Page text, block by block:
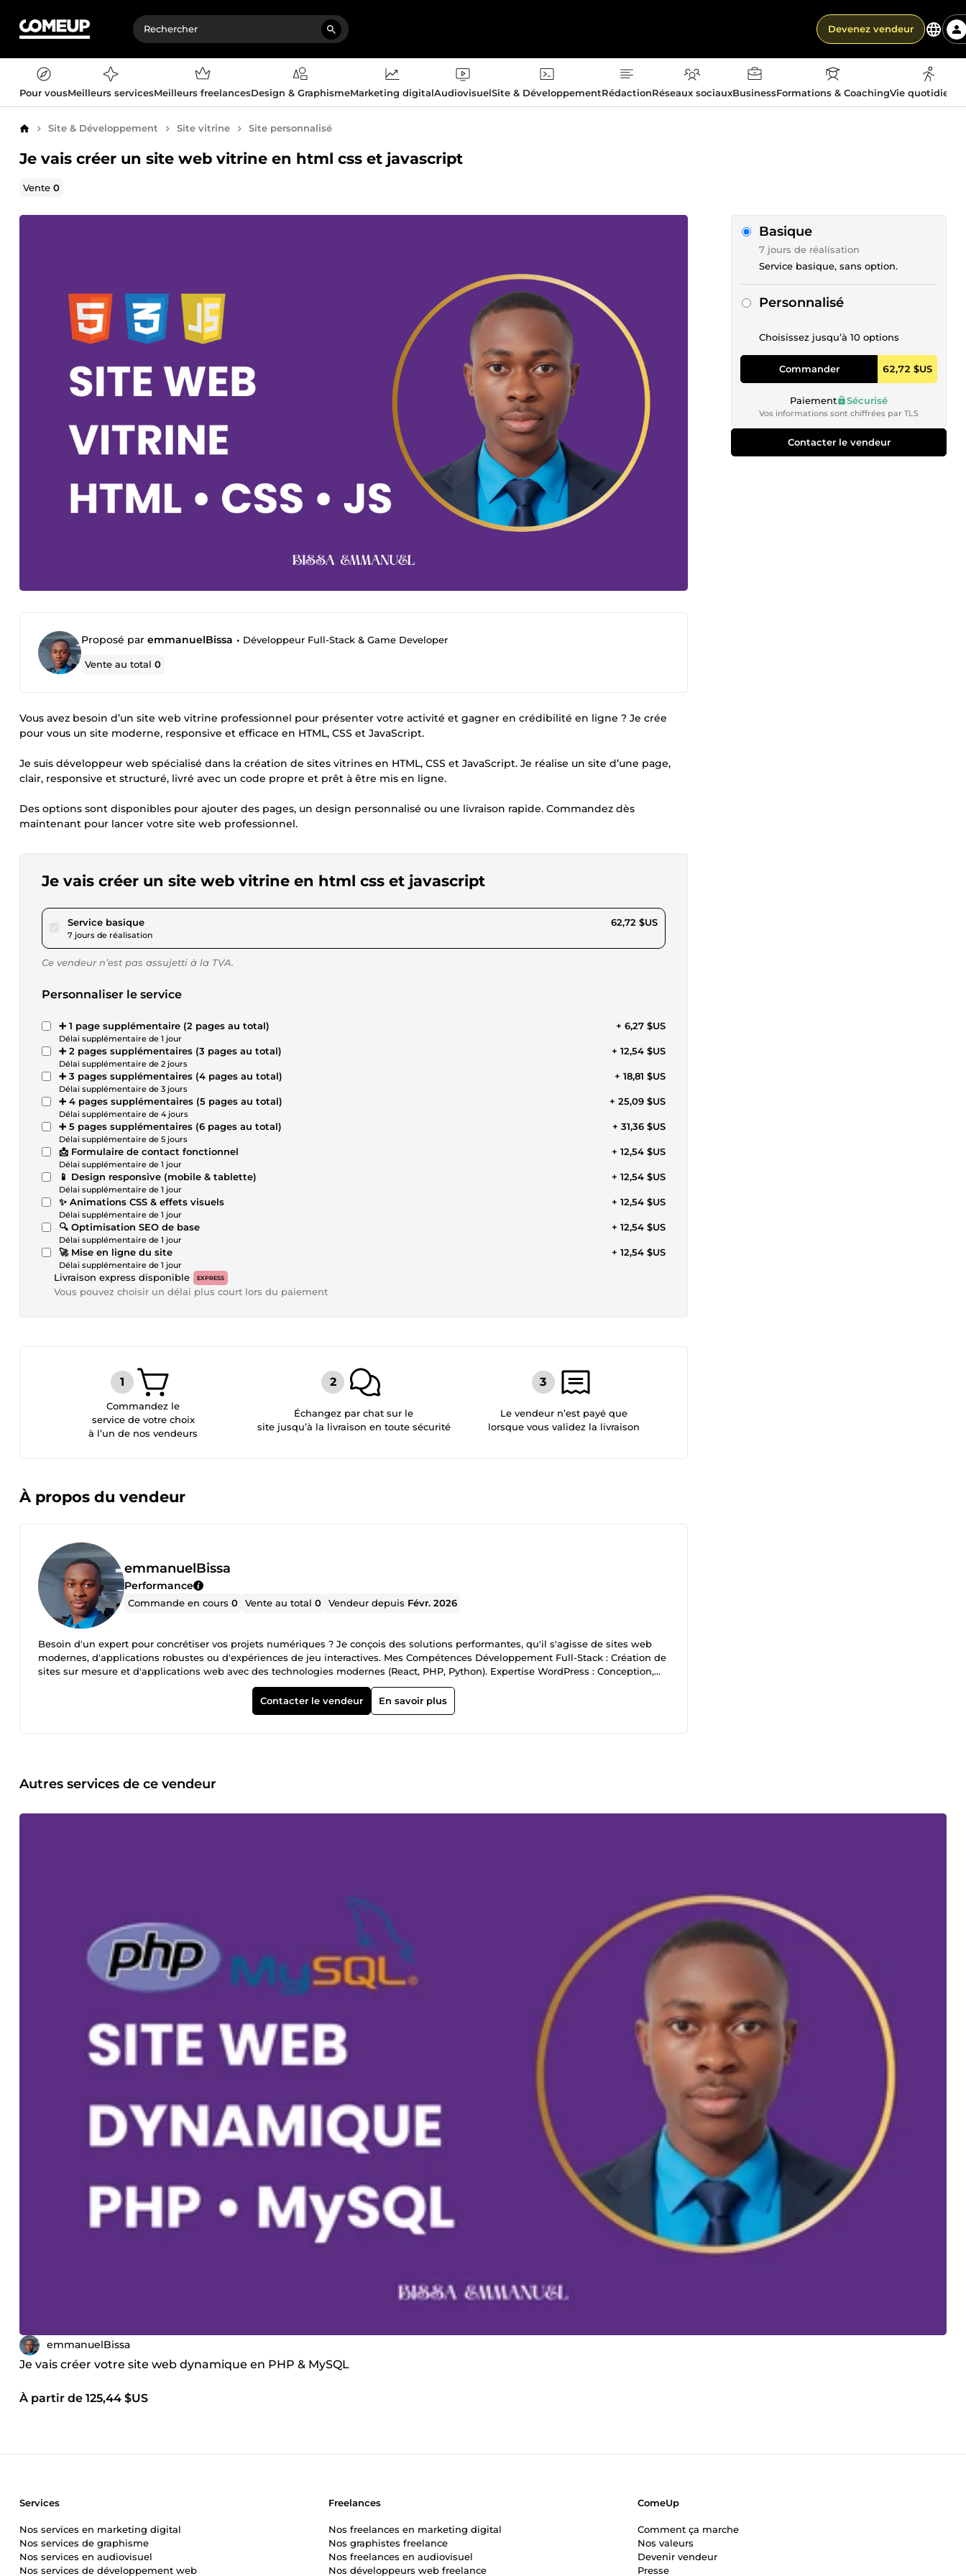
Devenez vendeur
Pour vousMeilleurs servicesMeilleurs freelancesDesign & GraphismeMarketing digitalAudiovisuelSite & DéveloppementRédactionRéseaux sociauxBusinessFormations & CoachingVie
AccueilSite & Développement Site vitrine Site personnalisé
Je vais créer un site web vitrine en html css et javascript
Vente0
Proposé par emmanuelBissa • Développeur Full-Stack & Game Developer
Vente au total0
Vous avez besoin d’un site web vitrine professionnel pour présenter votre activité et gagner en crédibilité en ligne ? Je crée
pour vous un site moderne, responsive et efficace en HTML, CSS et JavaScript.
Je suis développeur web spécialisé dans la création de sites vitrines en HTML, CSS et JavaScript. Je réalise un site d’une page,
clair, responsive et structuré, livré avec un code propre et prêt à être mis en ligne.
Des options sont disponibles pour ajouter des pages, un design personnalisé ou une livraison rapide. Commandez dès
maintenant pour lancer votre site web professionnel.
Je vais créer un site web vitrine en html css et javascript
Service basiquepour 57,81 $US
7 jours de réalisation
62,72 $US
Ce vendeur n’est pas assujetti à la TVA.
Personnaliser le service
➕ 1 page supplémentaire (2 pages au total)
Délai supplémentaire de 1 jour
+ 6,27 $US
➕ 2 pages supplémentaires (3 pages au total)
Délai supplémentaire de 2 jours
+ 12,54 $US
➕ 3 pages supplémentaires (4 pages au total)
Délai supplémentaire de 3 jours
+ 18,81 $US
➕ 4 pages supplémentaires (5 pages au total)
Délai supplémentaire de 4 jours
+ 25,09 $US
➕ 5 pages supplémentaires (6 pages au total)
Délai supplémentaire de 5 jours
+ 31,36 $US
📩 Formulaire de contact fonctionnel
Délai supplémentaire de 1 jour
+ 12,54 $US
📱 Design responsive (mobile & tablette)
Délai supplémentaire de 1 jour
+ 12,54 $US
✨ Animations CSS & effets visuels
Délai supplémentaire de 1 jour
+ 12,54 $US
🔍 Optimisation SEO de base
Délai supplémentaire de 1 jour
+ 12,54 $US
🚀 Mise en ligne du site
Délai supplémentaire de 1 jour
+ 12,54 $US
Livraison express disponible EXPRESS
Vous pouvez choisir un délai plus court lors du paiement
Basique
7 jours de réalisation
Service basique, sans option.
Personnalisé
Choisissez jusqu’à 10 options
Commander 62,72 $US
Paiement Sécurisé
Vos informations sont chiffrées par TLS
Contacter le vendeur
Commandez le
service de votre choix
à l’un de nos vendeurs
Échangez par chat sur le
site jusqu’à la livraison en toute sécurité
Le vendeur n’est payé que
lorsque vous validez la livraison
À propos du vendeur
emmanuelBissa
Performance
Commande en cours0 Vente au total0 Vendeur depuis Févr. 2026
Besoin d'un expert pour concrétiser vos projets numériques ? Je conçois des solutions performantes, qu'il s'agisse de sites web
modernes, d'applications robustes ou d'expériences de jeu interactives. Mes Compétences Développement Full-Stack : Création de
sites sur mesure et d'applications web avec des technologies modernes (React, PHP, Python). Expertise WordPress : Conception,
optimisation SEO, sécurité et boutiques e-commerce performantes. Game Development : Création de jeux vidéo (2D/3D) sous
Godot ou GDevelop pour des projets uniques. Performance &amp; Code : Optimisation de la vitesse, responsive design et
Contacter le vendeur En savoir plus
Autres services de ce vendeur
emmanuelBissa
Je vais créer votre site web dynamique en PHP & MySQL
À partir de 125,44 $US
Services
Nos services en marketing digital
Nos services de graphisme
Nos services en audiovisuel
Nos services de développement web
Freelances
Nos freelances en marketing digital
Nos graphistes freelance
Nos freelances en audiovisuel
Nos développeurs web freelance
ComeUp
Comment ça marche
Nos valeurs
Devenir vendeur
Presse